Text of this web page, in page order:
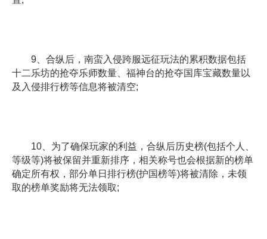
9、合纵后，南蛮入侵跨服远征玩法的累积数据包括
十二乐坊的抢夺乐师数量、福神台的抢夺国库宝藏数量以
及入侵排行榜等信息将被清空;
10、为了确保玩家的利益，合纵后历史榜(包括个人、
等级等)将被保留并重新排序，相关称号也会根据新的榜单
确定所有权，部分单日排行榜(护国榜等)将被清除，未领
取的榜单奖励将无法领取;